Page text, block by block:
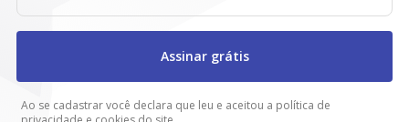
Assinar grátis
Ao se cadastrar você declara que leu e aceitou a política de